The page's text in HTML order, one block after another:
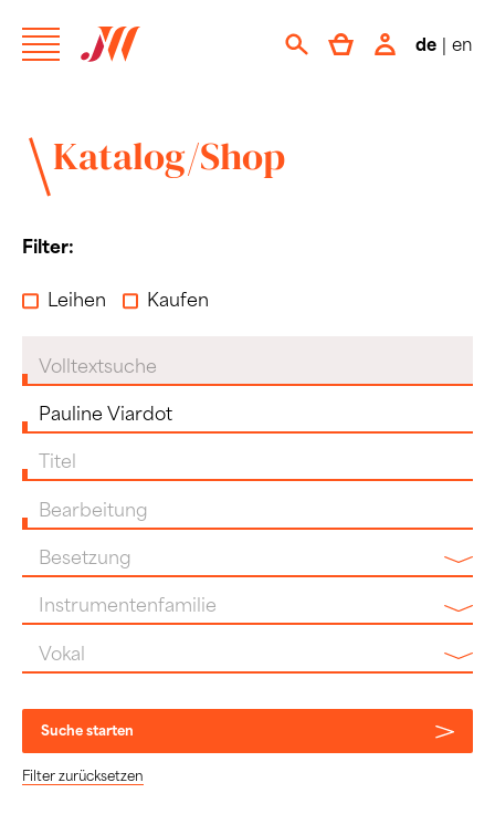
de | en
Katalog/Shop
Filter:
Leihen Kaufen
Suche starten
Filter zurücksetzen